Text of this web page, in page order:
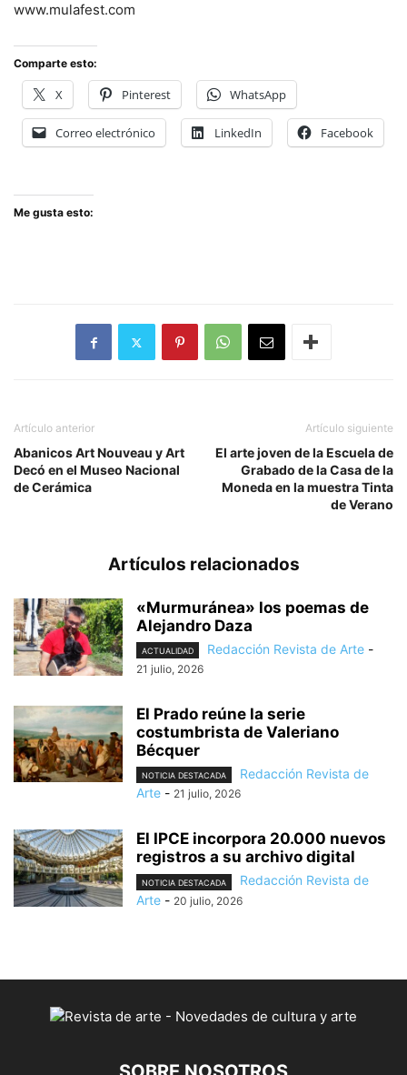
www.mulafest.com
Comparte esto:
X Pinterest WhatsApp
Correo electrónico LinkedIn Facebook
Me gusta esto:
Artículo anterior
Abanicos Art Nouveau y Art
Decó en el Museo Nacional
de Cerámica
Artículo siguiente
El arte joven de la Escuela de
Grabado de la Casa de la
Moneda en la muestra Tinta
de Verano
Artículos relacionados
«Murmuránea» los poemas de
Alejandro Daza
ACTUALIDAD Redacción Revista de Arte -
21 julio, 2026
El Prado reúne la serie
costumbrista de Valeriano
Bécquer
NOTICIA DESTACADA
Redacción Revista de
Arte - 21 julio, 2026
El IPCE incorpora 20.000 nuevos
registros a su archivo digital
NOTICIA DESTACADA
Redacción Revista de
Arte - 20 julio, 2026